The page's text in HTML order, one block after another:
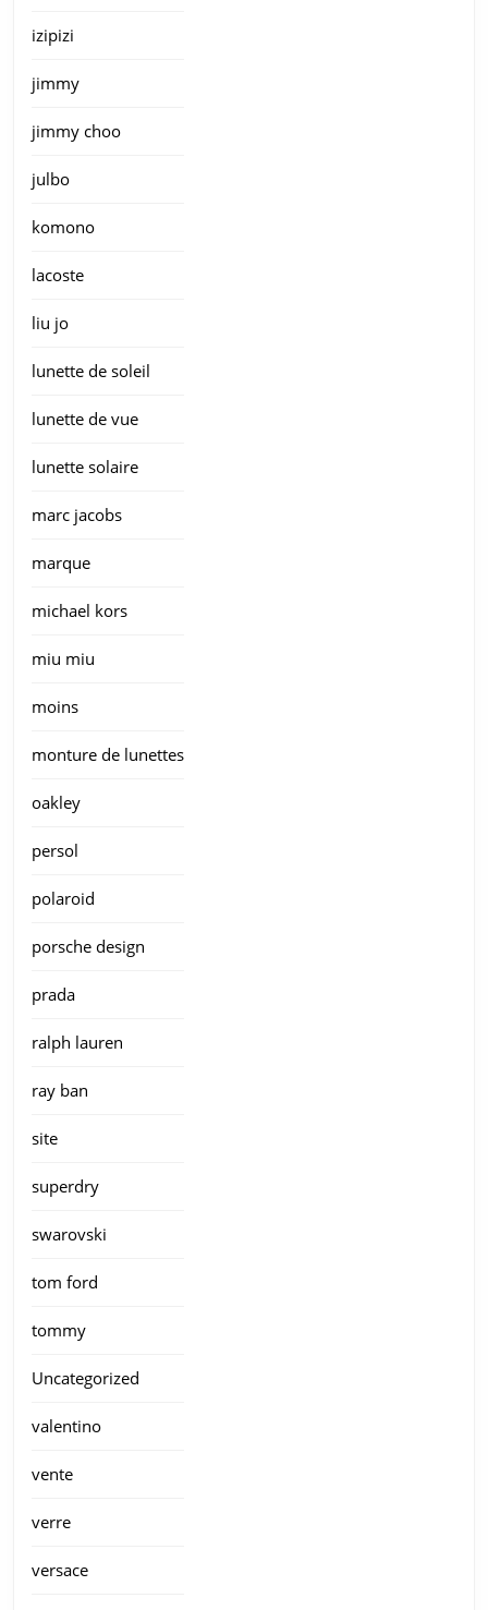
izipizi
jimmy
jimmy choo
julbo
komono
lacoste
liu jo
lunette de soleil
lunette de vue
lunette solaire
marc jacobs
marque
michael kors
miu miu
moins
monture de lunettes
oakley
persol
polaroid
porsche design
prada
ralph lauren
ray ban
site
superdry
swarovski
tom ford
tommy
Uncategorized
valentino
vente
verre
versace